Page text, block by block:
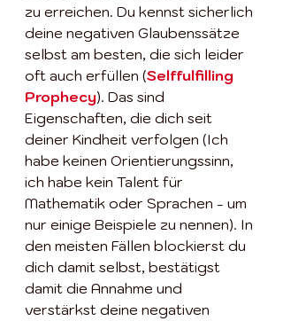
zu erreichen. Du kennst sicherlich
deine negativen Glaubenssätze
selbst am besten, die sich leider
oft auch erfüllen (Selffulfilling
Prophecy). Das sind
Eigenschaften, die dich seit
deiner Kindheit verfolgen (Ich
habe keinen Orientierungssinn,
ich habe kein Talent für
Mathematik oder Sprachen - um
nur einige Beispiele zu nennen). In
den meisten Fällen blockierst du
dich damit selbst, bestätigst
damit die Annahme und
verstärkst deine negativen